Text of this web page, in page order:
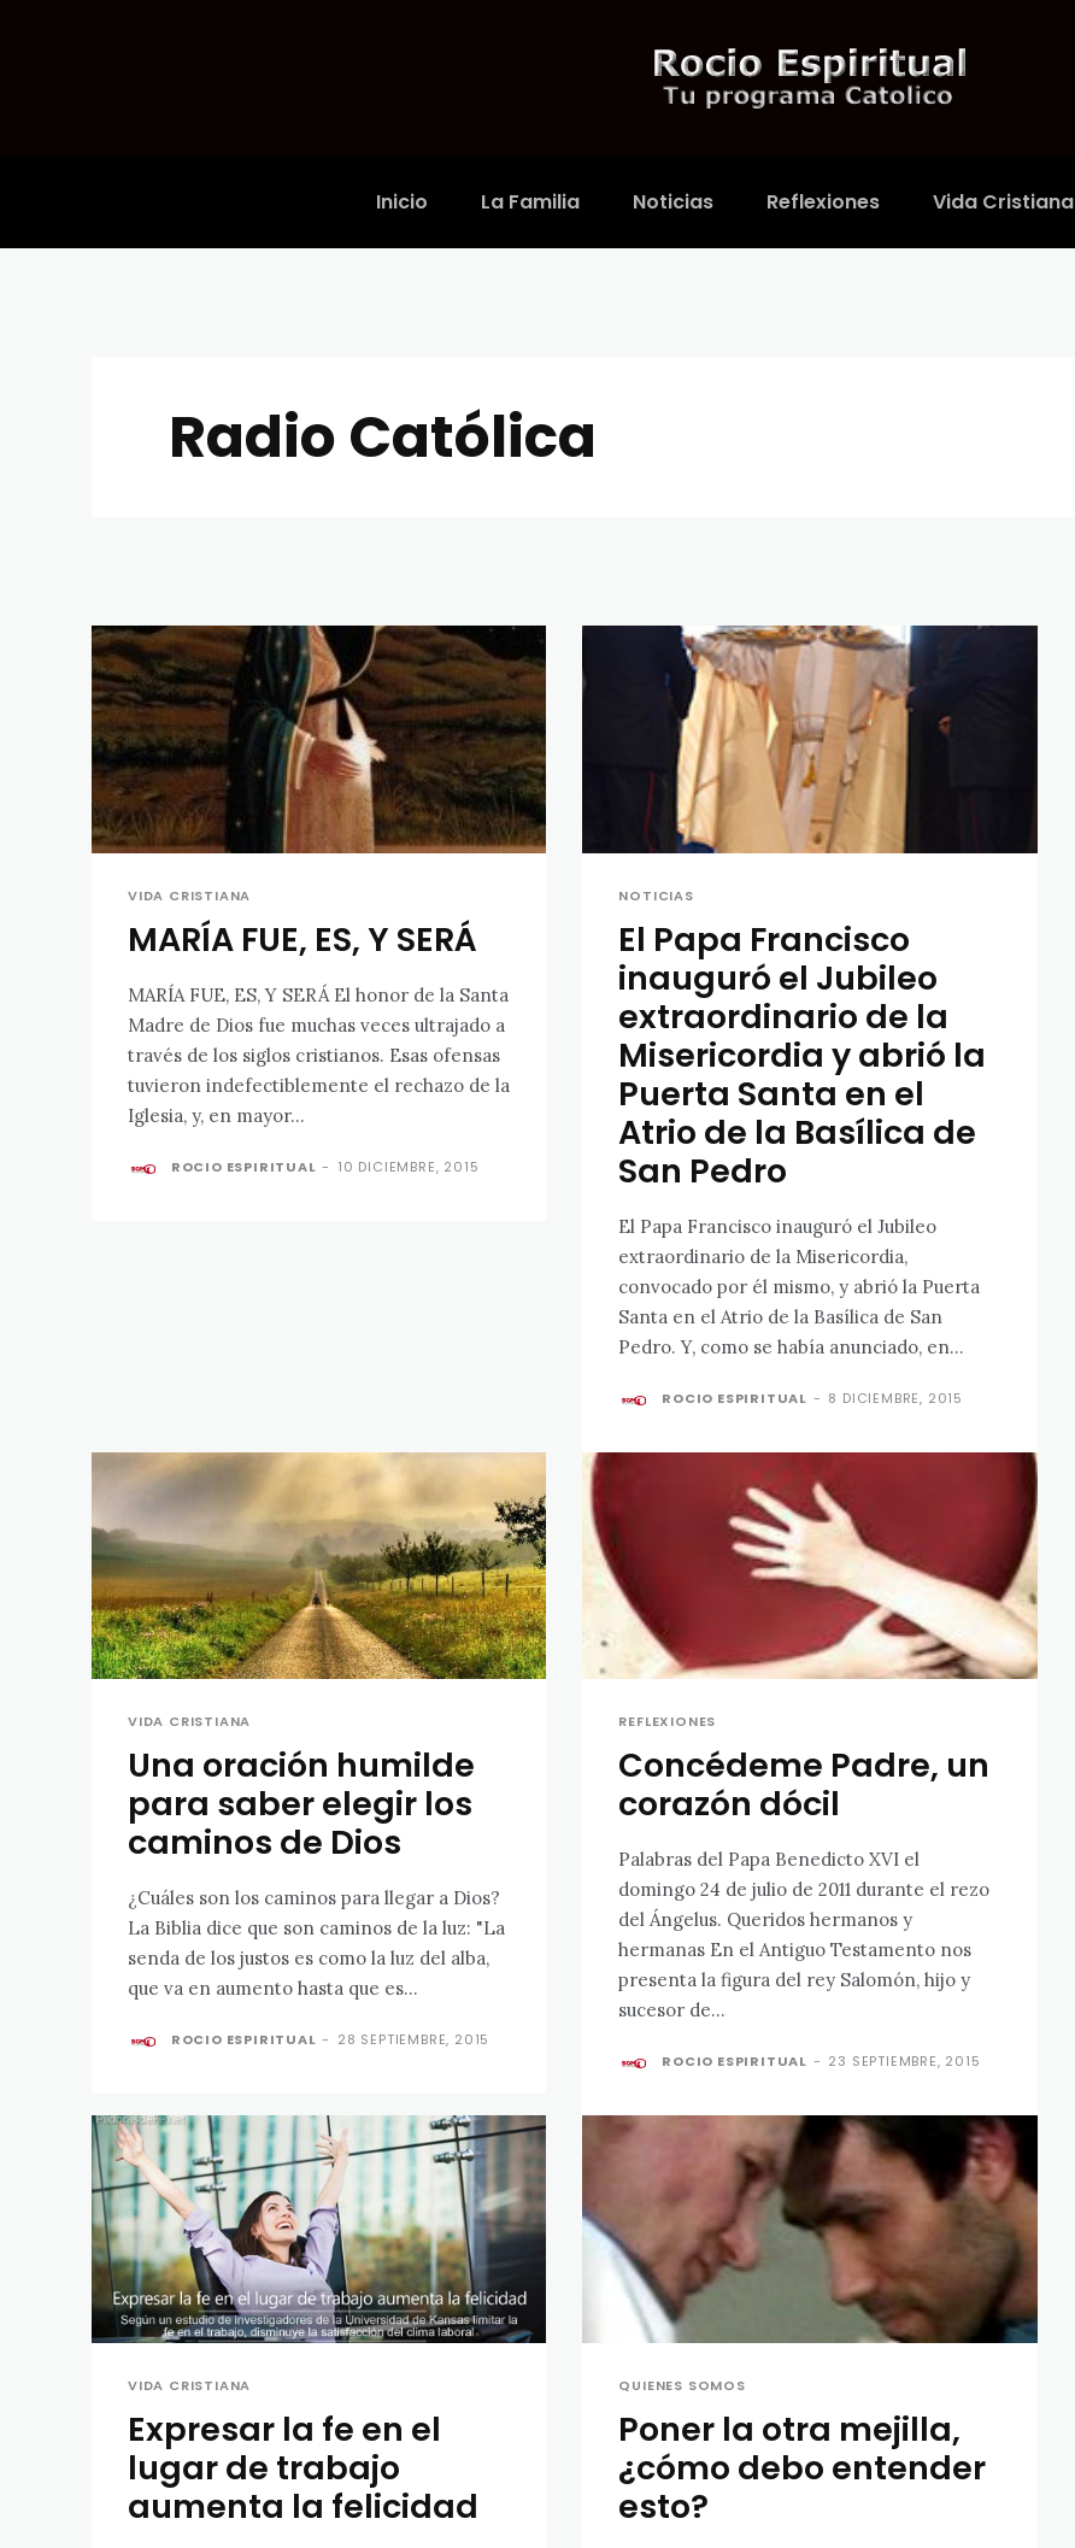
Inicio La Familia Noticias Reflexiones Vida Cristiana
Radio Católica
VIDA CRISTIANA
MARÍA FUE, ES, Y SERÁ
MARÍA FUE, ES, Y SERÁ El honor de la Santa
Madre de Dios fue muchas veces ultrajado a
través de los siglos cristianos. Esas ofensas
tuvieron indefectiblemente el rechazo de la
Iglesia, y, en mayor...
ROCIO ESPIRITUAL - 10 DICIEMBRE, 2015
NOTICIAS
El Papa Francisco
inauguró el Jubileo
extraordinario de la
Misericordia y abrió la
Puerta Santa en el
Atrio de la Basílica de
San Pedro
El Papa Francisco inauguró el Jubileo
extraordinario de la Misericordia,
convocado por él mismo, y abrió la Puerta
Santa en el Atrio de la Basílica de San
Pedro. Y, como se había anunciado, en...
ROCIO ESPIRITUAL - 8 DICIEMBRE, 2015
VIDA CRISTIANA
Una oración humilde
para saber elegir los
caminos de Dios
¿Cuáles son los caminos para llegar a Dios?
La Biblia dice que son caminos de la luz: "La
senda de los justos es como la luz del alba,
que va en aumento hasta que es...
ROCIO ESPIRITUAL - 28 SEPTIEMBRE, 2015
REFLEXIONES
Concédeme Padre, un
corazón dócil
Palabras del Papa Benedicto XVI el
domingo 24 de julio de 2011 durante el rezo
del Ángelus. Queridos hermanos y
hermanas En el Antiguo Testamento nos
presenta la figura del rey Salomón, hijo y
sucesor de...
ROCIO ESPIRITUAL - 23 SEPTIEMBRE, 2015
VIDA CRISTIANA
Expresar la fe en el
lugar de trabajo
aumenta la felicidad
QUIENES SOMOS
Poner la otra mejilla,
¿cómo debo entender
esto?